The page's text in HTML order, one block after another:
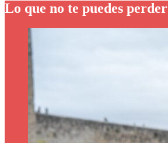
Lo que no te puedes perder